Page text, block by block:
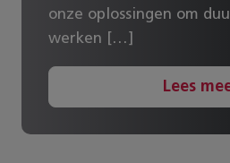
onze oplossingen om
werken […]
Lees